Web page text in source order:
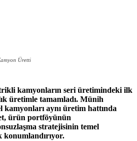
Üretti
kamyonların seri üretimindeki ilk
üretimle tamamladı. Münih
aynı üretim hattında
ürün portföyünün
stratejisinin temel